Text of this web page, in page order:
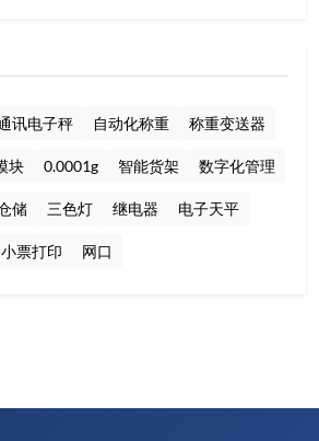
讯电子秤 自动化称重 称重变送器
块 0.0001g 智能货架 数字化管理
储 三色灯 继电器 电子天平
小票打印 网口